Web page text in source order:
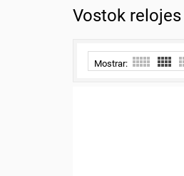
Vostok relojes
Mostrar: